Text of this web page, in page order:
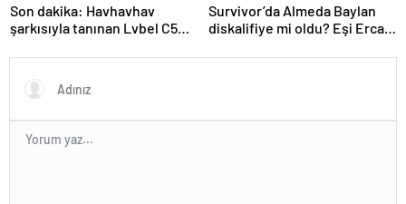
Son dakika: Havhavhav
şarkısıyla tanınan Lvbel C5
Survivor’da Almeda Baylan
diskalifiye mi oldu? Eşi Ercan